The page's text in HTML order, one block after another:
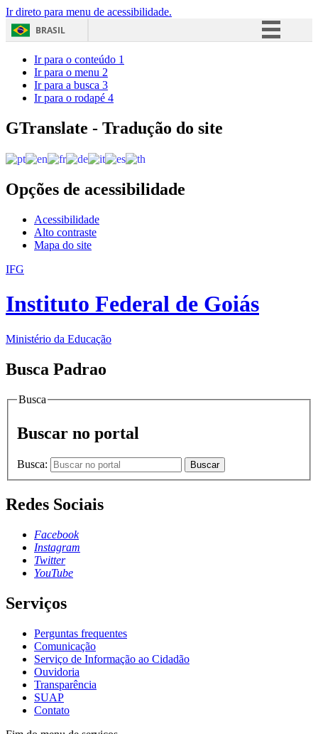
Ir direto para menu de acessibilidade.
BRASIL
Acesso à informação
Ir para o conteúdo 1
Ir para o menu 2
Ir para a busca 3
Ir para o rodapé 4
GTranslate - Tradução do site
Opções de acessibilidade
Acessibilidade
Alto contraste
Mapa do site
IFG
Instituto Federal de Goiás
Ministério da Educação
Busca Padrao
Busca
Buscar no portal
Busca: Buscar
Redes Sociais
Facebook
Instagram
Twitter
YouTube
Serviços
Perguntas frequentes
Comunicação
Serviço de Informação ao Cidadão
Ouvidoria
Transparência
SUAP
Contato